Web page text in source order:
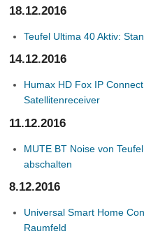
18.12.2016
Teufel Ultima 40 Aktiv:
14.12.2016
Humax HD Fox IP
Satellitenreceiver
11.12.2016
MUTE BT Noise von
abschalten
8.12.2016
Universal Smart Home
Raumfeld